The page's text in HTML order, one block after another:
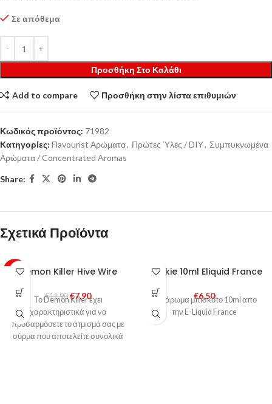
Σε απόθεμα
Προσθήκη Στο Καλάθι
Add to compare Προσθήκη στην λίστα επιθυμιών
Κωδικός προϊόντος: 71982
Κατηγορίες: Flavourist Αρώματα, Πρώτες Ύλες / DIY, Συμπυκνωμένα
Αρώματα / Concentrated Aromas
Share:
Σχετικά Προϊόντα
-34%Demon Killer Hive Wire
€11,90 €7,90
Το Demon Killer έχει
χαρακτηριστικά για να
προσαρμόσετε το άτμισμά σας με
σύρμα που αποτελείτε συνολικά
Cookie 10ml Eliquid France
€6,50
DIY άρωμα μπισκότο 10ml απο
την E-Liquid France